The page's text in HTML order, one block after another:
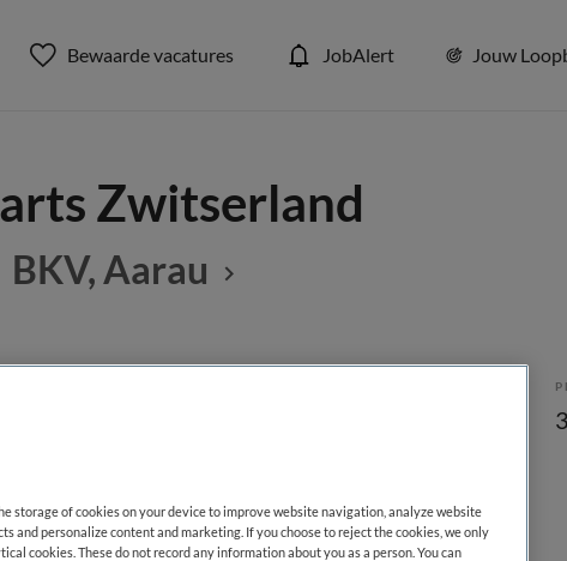
Bewaarde vacatures JobAlert Jouw
Zwitserland
BKV, Aarau
storage of cookies on your device to improve website navigation, analyze website
and personalize content and marketing. If you choose to reject the cookies, we only
cookies. These do not record any information about you as a person. You can